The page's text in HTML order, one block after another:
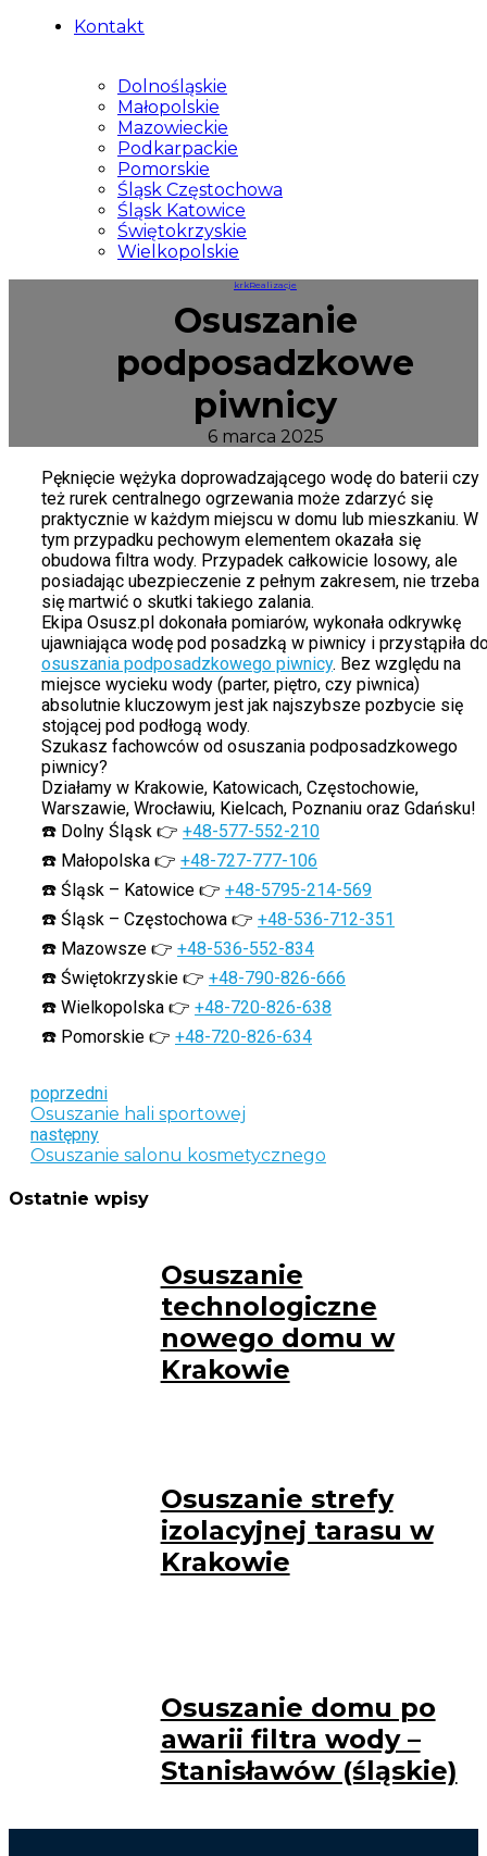
Kontakt
Dolnośląskie
Małopolskie
Mazowieckie
Podkarpackie
Pomorskie
Śląsk Częstochowa
Śląsk Katowice
Świętokrzyskie
Wielkopolskie
krkRealizacje
Osuszanie
podposadzkowe
piwnicy
6 marca 2025
Pęknięcie wężyka doprowadzającego wodę do baterii czy
też rurek centralnego ogrzewania może zdarzyć się
praktycznie w każdym miejscu w domu lub mieszkaniu. W
tym przypadku pechowym elementem okazała się
obudowa filtra wody. Przypadek całkowicie losowy, ale
posiadając ubezpieczenie z pełnym zakresem, nie trzeba
się martwić o skutki takiego zalania.
Ekipa Osusz.pl dokonała pomiarów, wykonała odkrywkę
ujawniająca wodę pod posadzką w piwnicy i przystąpiła
osuszania podposadzkowego piwnicy. Bez względu na
miejsce wycieku wody (parter, piętro, czy piwnica)
absolutnie kluczowym jest jak najszybsze pozbycie się
stojącej pod podłogą wody.
Szukasz fachowców od osuszania podposadzkowego
piwnicy?
Działamy w Krakowie, Katowicach, Częstochowie,
Warszawie, Wrocławiu, Kielcach, Poznaniu oraz Gdańsku!
☎️ Dolny Śląsk 👉 +48-577-552-210
☎️ Małopolska 👉 +48-727-777-106
☎️ Śląsk – Katowice 👉 +48-5795-214-569
☎️ Śląsk – Częstochowa 👉 +48-536-712-351
☎️ Mazowsze 👉 +48-536-552-834
☎️ Świętokrzyskie 👉 +48-790-826-666
☎️ Wielkopolska 👉 +48-720-826-638
☎️ Pomorskie 👉 +48-720-826-634
poprzedni
Osuszanie hali sportowej
następny
Osuszanie salonu kosmetycznego
Ostatnie wpisy
Osuszanie
technologiczne
nowego domu w
Krakowie
Osuszanie strefy
izolacyjnej tarasu w
Krakowie
Osuszanie domu po
awarii filtra wody –
Stanisławów (śląskie)